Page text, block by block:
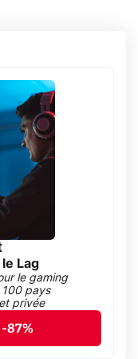
Lag
le gaming
100 pays
privée
87%